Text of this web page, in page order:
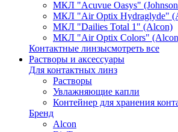
МКЛ "Acuvue Oasys"
МКЛ "Air Optix Hydraglyde"
МКЛ "Dailies Total 1" (Alcon)
МКЛ "Air Optix Colors"
Контактные линзысмотреть все
Растворы и аксессуары
Для контактных линз
Растворы
Увлажняющие капли
Контейнер для хранения
Бренд
Alcon